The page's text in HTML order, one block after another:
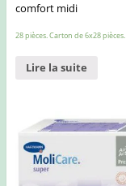
comfort midi
28 pièces. Carton de 6x28 pièces.
Lire la suite